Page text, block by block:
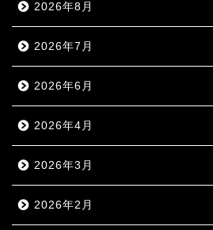
2026年8月
2026年7月
2026年6月
2026年4月
2026年3月
2026年2月